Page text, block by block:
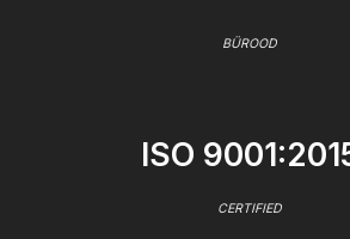
BÜROOD
ISO
CERTIFIED